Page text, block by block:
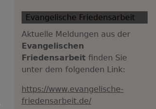
Evangelische Friedensarbeit
Aktuelle Meldungen aus der
Evangelischen
Friedensarbeit finden Sie
unter dem folgenden Link:
https://www.evangelische-
friedensarbeit.de/